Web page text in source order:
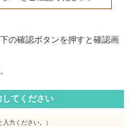
の確認ボタンを押すと確認画
てください
入力ください。）